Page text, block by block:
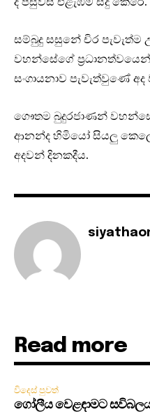
සම්බුදු සසුනේ චිර පැවැත්ම
වහන්සේගේ ප්‍රධානත්වයෙන්
සංගායනාව පැවැත්වුණේ
ගෞතම බුදුරජාණන්
ආනන්ද හිමියෝ සියලු
අදවන් දිනකදීය.
Read more
විදෙස් පුවත්
ගෝලීය වෙළඳාමට